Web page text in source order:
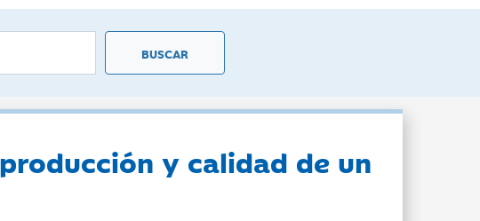
y calidad de un